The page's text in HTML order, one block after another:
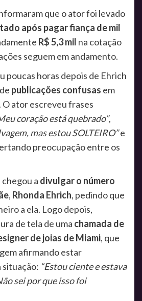
que o ator foi levado
após pagar fiança de mil
R$ 5,3 mil na cotação
seguem em andamento.
poucas horas depois de Ehrich
publicações confusas em
O ator escreveu frases
coração está quebrado”,
mas estou SOLTEIRO”e
preocupação entre os
a divulgar o número
, Rhonda Ehrich, pedindo que
a ela. Logo depois,
de tela de uma chamada de
de joias de Miami, que
afirmando estar
situação: “Estou ciente e estava
sei por que isso foi